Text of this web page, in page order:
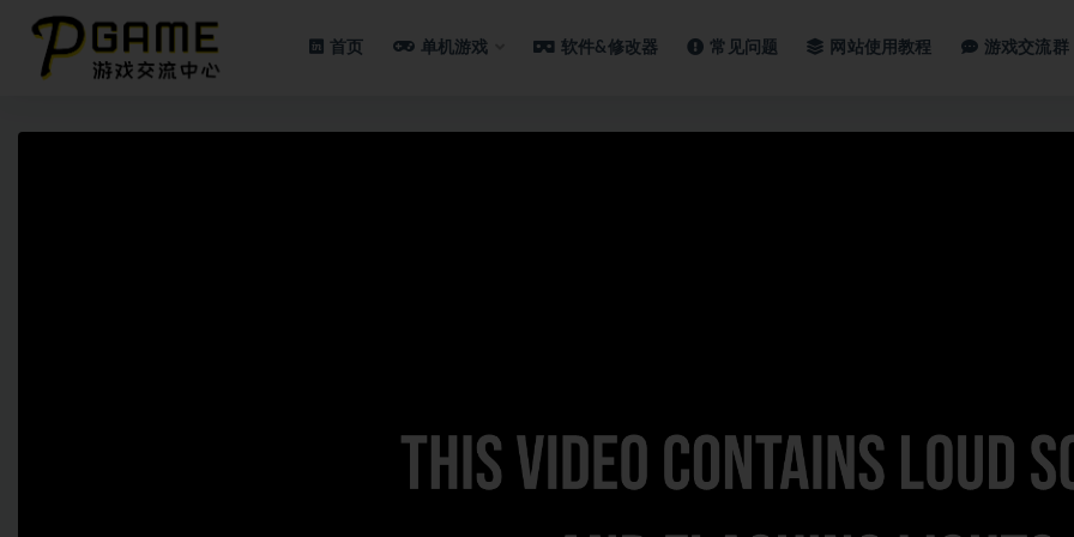
首页 单机游戏 软件&修改器 常见问题 网站使用教程 游戏交流群